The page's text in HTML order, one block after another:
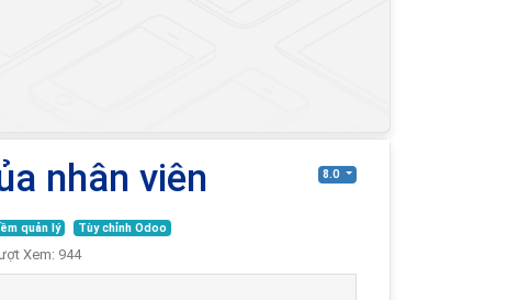
nhân viên 8.0
quản lý Tùy chỉnh Odoo
Xem: 944